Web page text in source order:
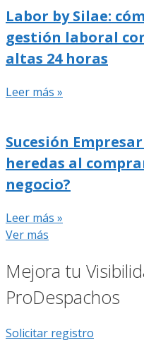
Labor by Silae:
gestión laboral
altas 24 horas
Leer más »
Sucesión
heredas al
negocio?
Leer más »
Ver más
Mejora tu
ProDespachos
Solicitar registro